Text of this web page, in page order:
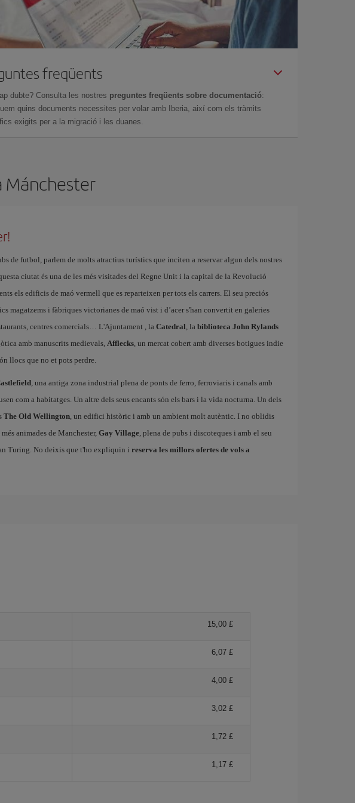
freqüents
dubte? Consulta les nostres preguntes freqüents sobre documentació:
quins documents necessites per volar amb Iberia, així com els tràmits
exigits per a la migració i les duanes.
Mánchester
de futbol, parlem de molts atractius turístics que inciten a reservar algun dels nostres
ciutat és una de les més visitades del Regne Unit i la capital de la Revolució
els edificis de maó vermell que es reparteixen per tots els carrers. El seu preciós
magatzems i fàbriques victorianes de maó vist i d’acer s'han convertit en galeries
centres comercials… L'Ajuntament , la Catedral, la biblioteca John Rylands
amb manuscrits medievals, Afflecks, un mercat cobert amb diverses botigues indie
llocs que no et pots perdre.
, una antiga zona industrial plena de ponts de ferro, ferroviaris i canals amb
com a habitatges. Un altre dels seus encants són els bars i la vida nocturna. Un dels
The Old Wellington, un edifici històric i amb un ambient molt autèntic. I no oblidis
animades de Manchester, Gay Village, plena de pubs i discoteques i amb el seu
Turing. No deixis que t'ho expliquin i reserva les millors ofertes de vols a
15,00 £
6,07 £
4,00 £
3,02 £
1,72 £
1,17 £